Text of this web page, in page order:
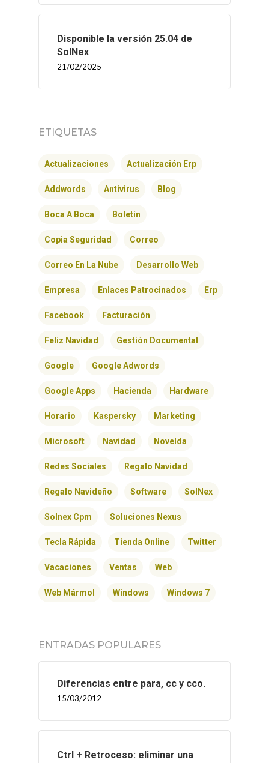
Disponible la versión 25.04 de
SolNex
21/02/2025
ETIQUETAS
Actualizaciones Actualización Erp
Addwords Antivirus Blog
Boca A Boca Boletín
Copia Seguridad Correo
Correo En La Nube Desarrollo Web
Empresa Enlaces Patrocinados Erp
Facebook Facturación
Feliz Navidad Gestión Documental
Google Google Adwords
Google Apps Hacienda Hardware
Horario Kaspersky Marketing
Microsoft Navidad Novelda
Redes Sociales Regalo Navidad
Regalo Navideño Software SolNex
Solnex Cpm Soluciones Nexus
Tecla Rápida Tienda Online Twitter
Vacaciones Ventas Web
Web Mármol Windows Windows 7
ENTRADAS POPULARES
Diferencias entre para, cc y cco.
15/03/2012
Ctrl + Retroceso: eliminar una